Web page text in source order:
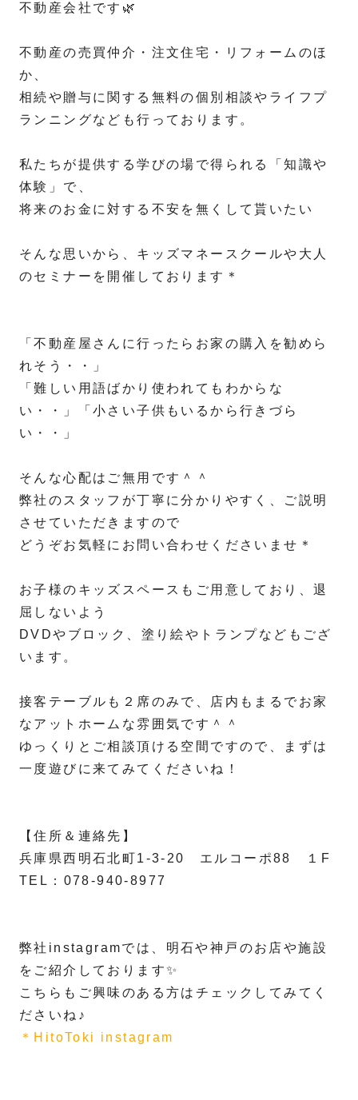
不動産会社です🌿
不動産の売買仲介・注文住宅・リフォームのほ
か、
相続や贈与に関する無料の個別相談やライフプ
ランニングなども行っております。
私たちが提供する学びの場で得られる「知識や
体験」で、
将来のお金に対する不安を無くして貰いたい
そんな思いから、キッズマネースクールや大人
のセミナーを開催しております＊
「不動産屋さんに行ったらお家の購入を勧めら
れそう・・」
「難しい用語ばかり使われてもわからな
い・・」「小さい子供もいるから行きづら
い・・」
そんな心配はご無用です＾＾
弊社のスタッフが丁寧に分かりやすく、ご説明
させていただきますので
どうぞお気軽にお問い合わせくださいませ＊
お子様のキッズスペースもご用意しており、退
屈しないよう
DVDやブロック、塗り絵やトランプなどもござ
います。
接客テーブルも２席のみで、店内もまるでお家
なアットホームな雰囲気です＾＾
ゆっくりとご相談頂ける空間ですので、まずは
一度遊びに来てみてくださいね！
【住所＆連絡先】
兵庫県西明石北町1-3-20 エルコーポ88 １F
TEL：078-940-8977
弊社instagramでは、明石や神戸のお店や施設
をご紹介しております✨
こちらもご興味のある方はチェックしてみてく
ださいね♪
＊HitoToki instagram